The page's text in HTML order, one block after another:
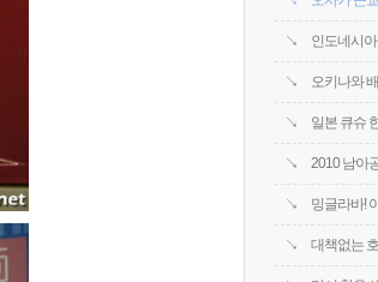
인도네시
오키나와
일본 큐슈
2010 남아
밍글라바!
대책없는